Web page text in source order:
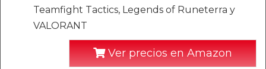
Teamfight Tactics, Legends of Runeterra y
VALORANT
Ver precios en Amazon